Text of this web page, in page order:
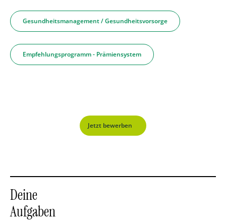
Gesundheitsmanagement / Gesundheitsvorsorge
Empfehlungsprogramm - Prämiensystem
Jetzt bewerben
Deine
Aufgaben